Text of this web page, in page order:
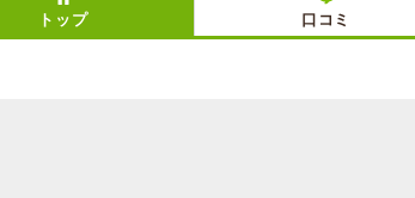
トップ 口コミ